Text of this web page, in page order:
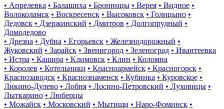
• Апрелевка • Балашиха • Бронницы • Верея • Видное •
Волоколамск • Воскресенск • Высоковск • Голицыно •
Дедовск • Дзержинский • Дмитров • Долгопрудный •
Домодедово
• Дрезна • Дубна • Егорьевск • Железнодорожный •
Жуковский • Зарайск • Звенигород • Зеленоград • Ивантеевка
• Истра • Кашира • Климовск • Клин • Коломна
• Королев • Котельники • Красноармейск • Красногорск •
Краснозаводск • Краснознаменск • Кубинка • Куровское •
Ликино-Дулево • Лобня • Лосино-Петровский • Луховицы •
Лыткарино • Люберцы
• Можайск • Московский • Мытищи • Наро-Фоминск •